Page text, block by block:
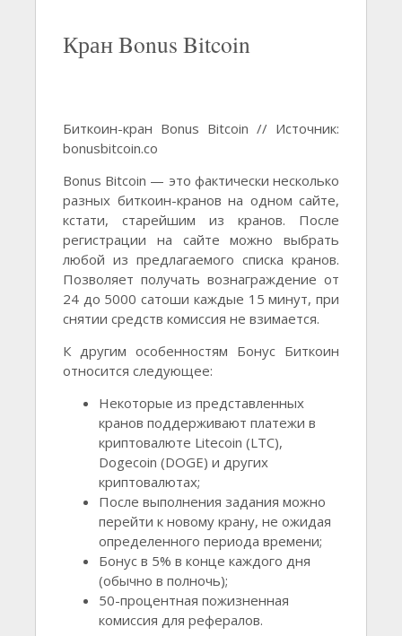
Кран Bonus Bitcoin
Биткоин-кран Bonus Bitcoin // Источник:
bonusbitcoin.co
Bonus Bitcoin — это фактически несколько
разных биткоин-кранов на одном сайте,
кстати, старейшим из кранов. После
регистрации на сайте можно выбрать
любой из предлагаемого списка кранов.
Позволяет получать вознаграждение от
24 до 5000 сатоши каждые 15 минут, при
снятии средств комиссия не взимается.
К другим особенностям Бонус Биткоин
относится следующее:
Некоторые из представленных
кранов поддерживают платежи в
криптовалюте Litecoin (LTC),
Dogecoin (DOGE) и других
криптовалютах;
После выполнения задания можно
перейти к новому крану, не ожидая
определенного периода времени;
Бонус в 5% в конце каждого дня
(обычно в полночь);
50-процентная пожизненная
комиссия для рефералов.